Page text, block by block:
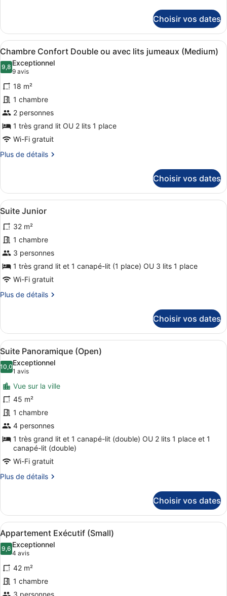
(Small)
le
type
de
chambre
Chambre
Double
Exécutive
(Small)
Choisir vos dates
Afficher
toutes
les
photos
pour
ce
type
de
chambre :
Chambre
ou
avec
lits
jumeaux
(Medium)
Une chambre d’hôtel avec un
7
Chambre Confort Double ou avec lits jumeaux (Medium)
9,89,8 sur 10
Exceptionnel
9 avis
(9 avis)
18 m²
1 chambre
2 personnes
1 très grand lit OU 2 lits 1 place
Wi-Fi gratuit
Plus de détails
Plus
le
type
de
Chambre
Confort
Double
ou
avec
jumeaux
(Medium)
Choisir vos dates
Afficher
toutes
les
photos
pour
ce
type
chambre :
Une chambre à coucher avec un
8
Suite Junior
32 m²
1 chambre
3 personnes
1 très grand lit et 1 canapé-lit (1 place) OU 3 lits 1 place
Wi-Fi gratuit
Plus de détails
Plus
le
type
de
chambre
Suite
Junior
Choisir vos dates
Afficher
toutes
les
photos
pour
ce
type
de
chambre :
Suite
Panoramique
(Open)
Une pièce spacieuse
7
Suite Panoramique (Open)
10,010,0 sur 10
Exceptionnel
1 avis
(1 avis)
Vue sur la ville
45 m²
1 chambre
4 personnes
1 très grand lit et 1 canapé-lit (double) OU 2 lits 1 place et 1
canapé-lit (double)
Wi-Fi gratuit
Plus de détails
Plus
le
type
de
chambre
Suite
Panoramique
(Open)
Choisir vos dates
Afficher
toutes
les
photos
pour
ce
Une chambre d’hôtel avec un
5
Appartement Exécutif (Small)
9,69,6 sur 10
Exceptionnel
4 avis
(4 avis)
42 m²
1 chambre